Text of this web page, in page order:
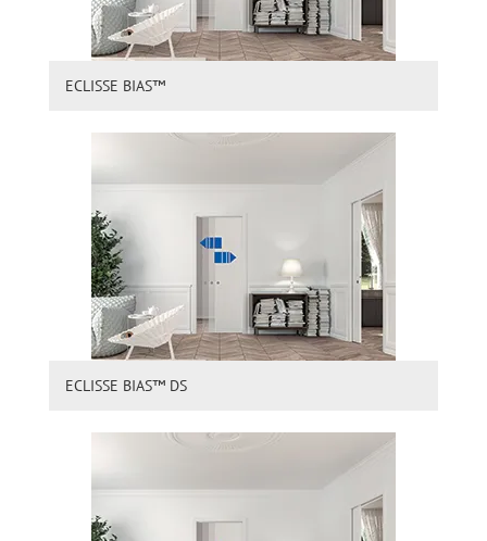
ECLISSE BIAS™
ECLISSE BIAS™ DS